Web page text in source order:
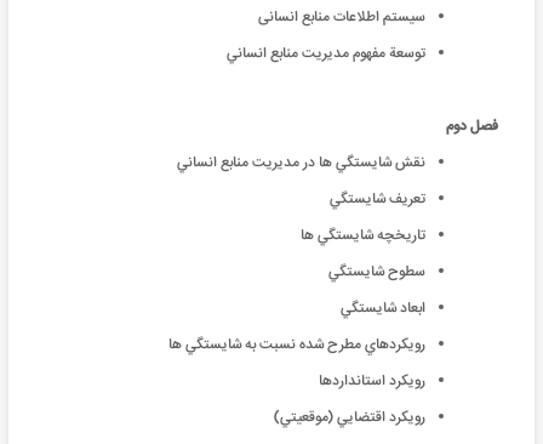
سیستم اطلاعات منابع انسانی
توسعة مفهوم مديريت منابع انساني
فصل دوم
نقش شايستگي ها در مديريت منابع انساني
تعريف شايستگي
تاريخچه شايستگي ها
سطوح شايستگي
ابعاد شايستگي
رويكردهاي مطرح شده نسبت به شايستگي ها
رويكرد استانداردها
رويكرد اقتضايي (موقعيتي)